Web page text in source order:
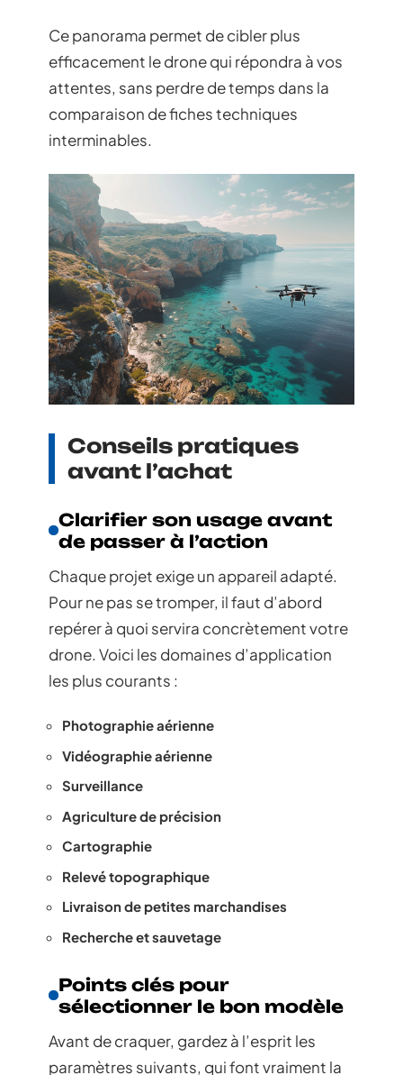
Ce panorama permet de cibler plus
efficacement le drone qui répondra à vos
attentes, sans perdre de temps dans la
comparaison de fiches techniques
interminables.
Conseils pratiques
avant l’achat
Clarifier son usage avant
de passer à l’action
Chaque projet exige un appareil adapté.
Pour ne pas se tromper, il faut d’abord
repérer à quoi servira concrètement votre
drone. Voici les domaines d’application
les plus courants :
Photographie aérienne
Vidéographie aérienne
Surveillance
Agriculture de précision
Cartographie
Relevé topographique
Livraison de petites marchandises
Recherche et sauvetage
Points clés pour
sélectionner le bon modèle
Avant de craquer, gardez à l’esprit les
paramètres suivants, qui font vraiment la